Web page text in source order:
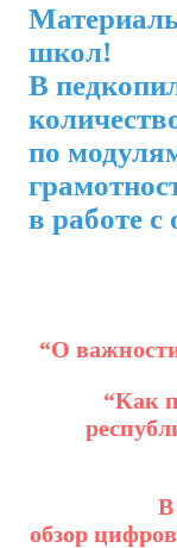
школ!
В
по
в работе
“О
“Как
В
обзор